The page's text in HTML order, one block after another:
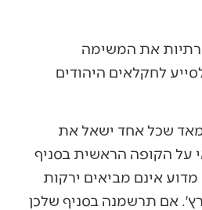
את המשימה
לחקלאים היהודים
מאד שכל אחד ישאל את
על הקופה הראשית בסניף
אינם מביאים ירקות
אם תרשמנה בסניף שלכן